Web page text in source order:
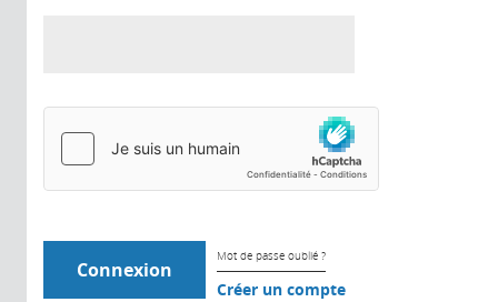
Mot de passe oublié ?
Créer un compte